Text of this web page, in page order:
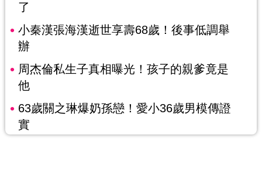
了
小秦漢張海漢逝世享壽68歲！後事低調舉
辦
周杰倫私生子真相曝光！孩子的親爹竟是
他
63歲關之琳爆奶孫戀！愛小36歲男模傳證
實